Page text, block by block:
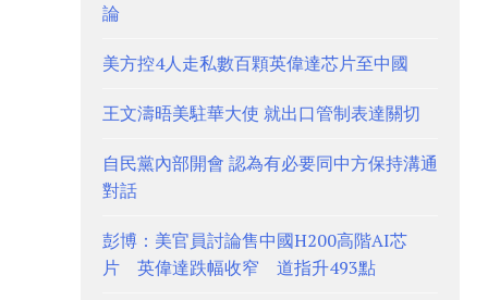
論
美方控4人走私數百顆英偉達芯片至中國
王文濤晤美駐華大使 就出口管制表達關切
自民黨內部開會 認為有必要同中方保持溝通
對話
彭博：美官員討論售中國H200高階AI芯
片 英偉達跌幅收窄 道指升493點